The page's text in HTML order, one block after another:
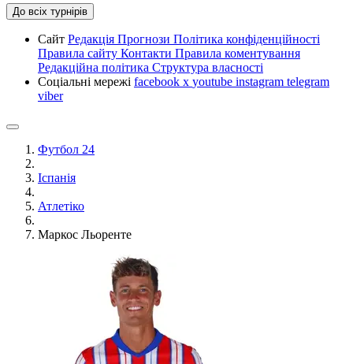
До всіх турнірів
Сайт Редакція Прогнози Політика конфіденційності
Правила сайту Контакти Правила коментування
Редакційна політика Структура власності
Соціальні мережі facebook x youtube instagram telegram
viber
Футбол 24
Іспанія
Атлетіко
Маркос Льоренте